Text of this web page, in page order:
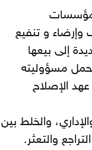
وإرضاء و تنفيع
إلى بيعها
مسؤوليته
عهد الإصلاح
والخلط بين
والتعثر.